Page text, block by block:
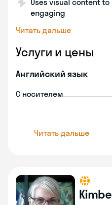
Uses visual content
engaging
Читать дальше
Услуги и цены
Английский язык
С носителем
Читать дальше